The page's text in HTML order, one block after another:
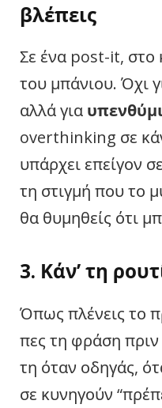
βλέπεις
Σε ένα post-it, στο
του μπάνιου. Όχι
αλλά για
overthinking σε
υπάρχει επείγον
τη στιγμή που το
θα θυμηθείς ότι
3. Κάν’ τη
Όπως πλένεις το
πες τη φράση
τη όταν οδηγάς,
σε κυνηγούν